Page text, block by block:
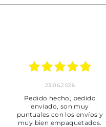
23.06.2026
Pedido hecho, pedido
enviado, son muy
puntuales con los envíos y
muy bien empaquetados.